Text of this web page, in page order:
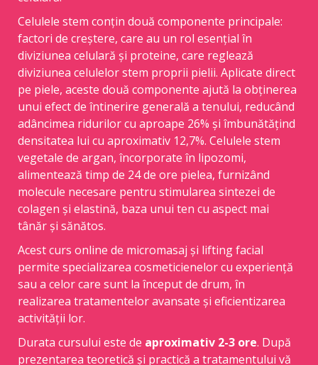
Celulele stem conțin două componente principale:
factori de creștere, care au un rol esențial în
diviziunea celulară și proteine, care reglează
diviziunea celulelor stem proprii pielii. Aplicate direct
pe piele, aceste două componente ajută la obținerea
unui efect de întinerire generală a tenului, reducând
adâncimea ridurilor cu aproape 26% și îmbunătățind
densitatea lui cu aproximativ 12,7%. Celulele stem
vegetale de argan, încorporate în lipozomi,
alimentează timp de 24 de ore pielea, furnizând
molecule necesare pentru stimularea sintezei de
colagen și elastină, baza unui ten cu aspect mai
tânăr și sănătos.
Acest curs online de micromasaj și lifting facial
permite specializarea cosmeticienelor cu experiență
sau a celor care sunt la început de drum, în
realizarea tratamentelor avansate și eficientizarea
activității lor.
Durata cursului este de aproximativ 2-3 ore. După
prezentarea teoretică și practică a tratamentului vă